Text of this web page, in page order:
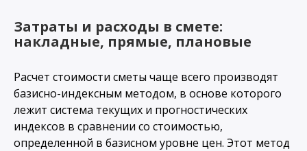
Затраты и расходы в смете:
накладные, прямые, плановые
Расчет стоимости сметы чаще всего производят
базисно-индексным методом, в основе которого
лежит система текущих и прогностических
индексов в сравнении со стоимостью,
определенной в базисном уровне цен. Этот метод